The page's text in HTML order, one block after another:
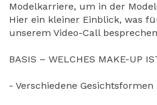
Modelkarriere, um in der
Hier ein kleiner Einblick, was
unserem Video-Call
BASIS – WELCHES MAKE-UP
- Verschiedene Gesichtsformen